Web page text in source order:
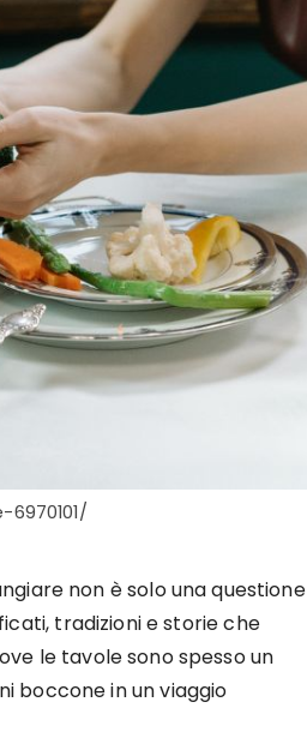
non è solo una questione
tradizioni e storie che
le tavole sono spesso un
boccone in un viaggio